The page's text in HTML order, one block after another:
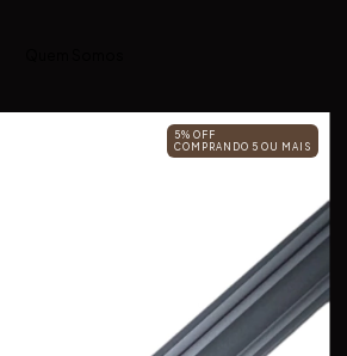
5% OFF
COMPRANDO 5 OU MAIS